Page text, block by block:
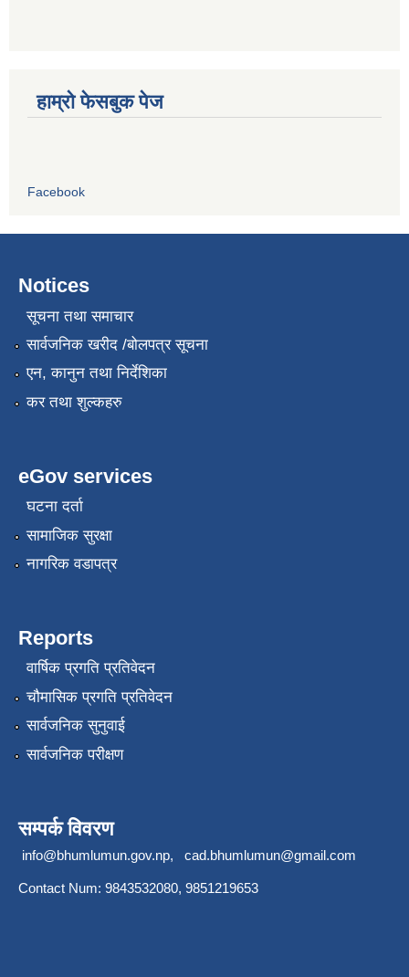
हाम्रो फेसबुक पेज
Facebook
Notices
सूचना तथा समाचार
सार्वजनिक खरीद /बोलपत्र सूचना
एन, कानुन तथा निर्देशिका
कर तथा शुल्कहरु
eGov services
घटना दर्ता
सामाजिक सुरक्षा
नागरिक वडापत्र
Reports
वार्षिक प्रगति प्रतिवेदन
चौमासिक प्रगति प्रतिवेदन
सार्वजनिक सुनुवाई
सार्वजनिक परीक्षण
सम्पर्क विवरण
info@bhumlumun.gov.np, cad.bhumlumun@gmail.com
Contact Num: 9843532080, 9851219653